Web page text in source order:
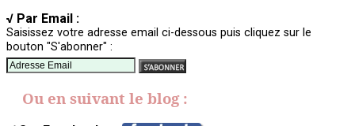
√ Par Email :
Saisissez votre adresse email ci-dessous puis cliquez sur le
bouton "S'abonner" :
Ou en suivant le blog :